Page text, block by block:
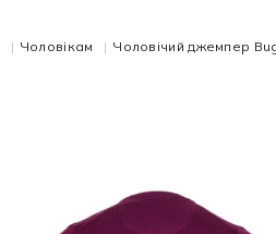
Чоловікам Чоловічий джемпер